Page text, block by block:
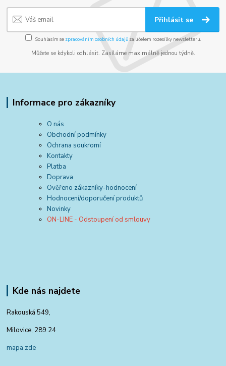
Přihlásit se
Souhlasím se zpracováním osobních údajůza účelem rozesílky newsletteru.
Můžete se kdykoli odhlásit. Zasíláme maximálně jednou týdně.
Informace pro zákazníky
O nás
Obchodní podmínky
Ochrana soukromí
Kontakty
Platba
Doprava
Ověřeno zákazníky-hodnocení
Hodnocení/doporučení produktů
Novinky
ON-LINE - Odstoupení od smlouvy
Kde nás najdete
Rakouská 549,
Milovice, 289 24
mapa zde